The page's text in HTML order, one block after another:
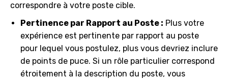
correspondre à votre poste cible.
Pertinence par Rapport au Poste : Plus votre
expérience est pertinente par rapport au poste
pour lequel vous postulez, plus vous devriez inclure
de points de puce. Si un rôle particulier correspond
étroitement à la description du poste, vous